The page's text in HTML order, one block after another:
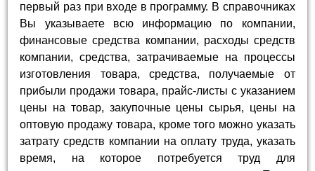
первый раз при входе в программу. В справочниках
Вы указываете всю информацию по компании,
финансовые средства компании, расходы средств
компании, средства, затрачиваемые на процессы
изготовления товара, средства, получаемые от
прибыли продажи товара, прайс-листы с указанием
цены на товар, закупочные цены сырья, цены на
оптовую продажу товара, кроме того можно указать
затрату средств компании на оплату труда, указать
время, на которое потребуется труд для